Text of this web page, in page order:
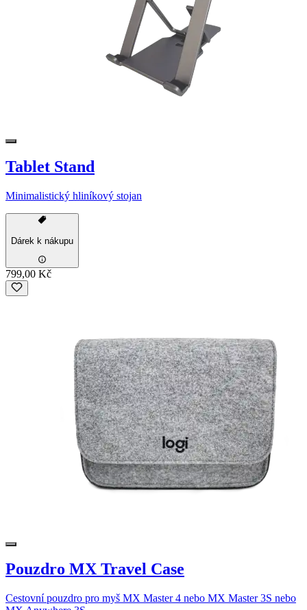
Tablet Stand
Minimalistický hliníkový stojan
Dárek k nákupu
799,00 Kč
Pouzdro MX Travel Case
Cestovní pouzdro pro myš MX Master 4 nebo MX Master 3S nebo